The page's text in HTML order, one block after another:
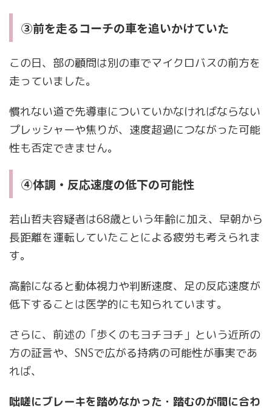
③前を走るコーチの車を追いかけていた
この日、部の顧問は別の車でマイクロバスの前方を
走っていました。
慣れない道で先導車についていかなければならない
プレッシャーや焦りが、速度超過につながった可能
性も否定できません。
④体調・反応速度の低下の可能性
若山哲夫容疑者は68歳という年齢に加え、早朝から
長距離を運転していたことによる疲労も考えられま
す。
高齢になると動体視力や判断速度、足の反応速度が
低下することは医学的にも知られています。
さらに、前述の「歩くのもヨチヨチ」という近所の
方の証言や、SNSで広がる持病の可能性が事実であ
れば、
咄嗟にブレーキを踏めなかった・踏むのが間に合わ